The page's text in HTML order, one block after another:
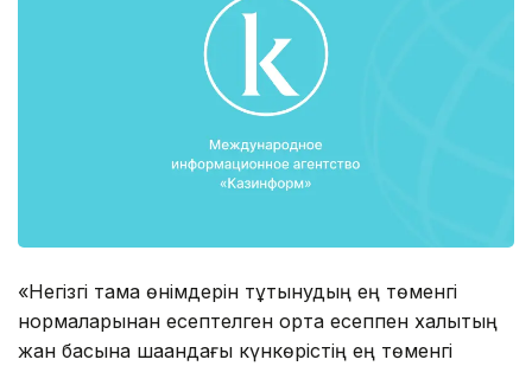
«Негізгі тамақ өнімдерін тұтынудың ең төменгі
нормаларынан есептелген орта есеппен халықтың
жан басына шаққандағы күнкөрістің ең төменгі